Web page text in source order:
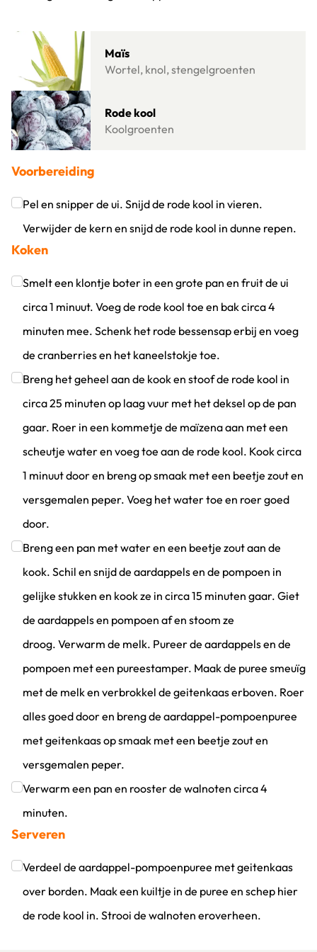
Maïs
Wortel, knol, stengelgroenten
Lees meer over Maïs
Rode kool
Koolgroenten
Lees meer over Rode kool
Voorbereiding
Pel en snipper de ui. Snijd de rode kool in vieren.
Verwijder de kern en snijd de rode kool in dunne repen.
Klik om dit selectievakje aan te vinken
Koken
Smelt een klontje boter in een grote pan en fruit de ui
circa 1 minuut. Voeg de rode kool toe en bak circa 4
minuten mee. Schenk het rode bessensap erbij en voeg
de cranberries en het kaneelstokje toe.
Klik om dit selectievakje aan te vinken
Breng het geheel aan de kook en stoof de rode kool in
circa 25 minuten op laag vuur met het deksel op de pan
gaar. Roer in een kommetje de maïzena aan met een
scheutje water en voeg toe aan de rode kool. Kook circa
1 minuut door en breng op smaak met een beetje zout en
versgemalen peper. Voeg het water toe en roer goed
door.
Klik om dit selectievakje aan te vinken
Breng een pan met water en een beetje zout aan de
kook. Schil en snijd de aardappels en de pompoen in
gelijke stukken en kook ze in circa 15 minuten gaar. Giet
de aardappels en pompoen af en stoom ze
droog. Verwarm de melk. Pureer de aardappels en de
pompoen met een pureestamper. Maak de puree smeuïg
met de melk en verbrokkel de geitenkaas erboven. Roer
alles goed door en breng de aardappel-pompoenpuree
met geitenkaas op smaak met een beetje zout en
versgemalen peper.
Klik om dit selectievakje aan te vinken
Verwarm een pan en rooster de walnoten circa 4
minuten.
Klik om dit selectievakje aan te vinken
Serveren
Verdeel de aardappel-pompoenpuree met geitenkaas
over borden. Maak een kuiltje in de puree en schep hier
de rode kool in. Strooi de walnoten eroverheen.